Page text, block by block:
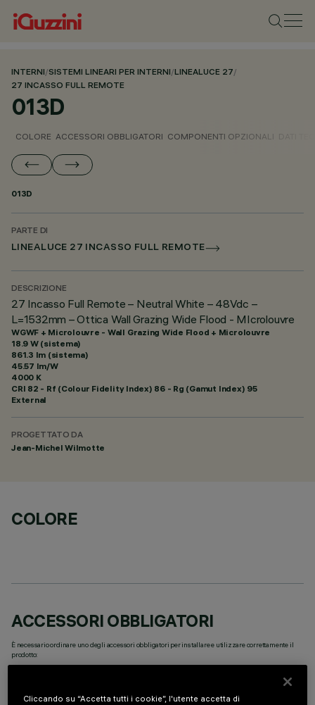
INTERNI/SISTEMI LINEARI PER INTERNI/LINEALUCE 27/
27 INCASSO FULL REMOTE
013D
COLORE ACCESSORI OBBLIGATORI COMPONENTI OPZIONALI
013D
PARTE DI
LINEALUCE 27 INCASSO FULL REMOTE
DESCRIZIONE
27 Incasso Full Remote – Neutral White – 48Vdc –
L=1532mm – Ottica Wall Grazing Wide Flood - MIcrolouvre
WGWF + Microlouvre - Wall Grazing Wide Flood + Microlouvre
18.9 W (sistema)
861.3 lm (sistema)
45.57 lm/W
4000 K
CRI 82 - Rf (Colour Fidelity Index) 86 - Rg (Gamut Index) 95
External
PROGETTATO DA
Jean-Michel Wilmotte
COLORE
ACCESSORI OBBLIGATORI
È necessario ordinare uno degli accessori obbligatori per installare e utilizzare correttamente il
prodotto:
Cliccando su “Accetta tutti i cookie”, l'utente accetta di